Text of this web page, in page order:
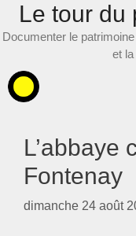
AllerLe tour du
Documenter le
et
L’abbaye
Fontenay
dimanche 24 août